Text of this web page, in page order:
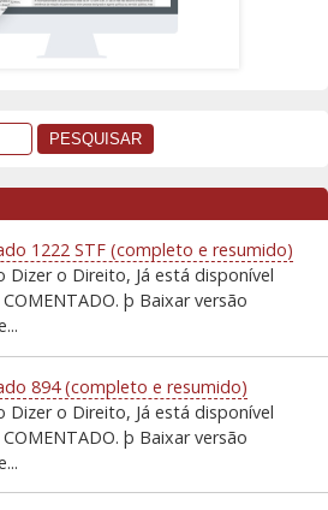
1222 STF (completo e resumido)
Dizer o Direito, Já está disponível
þ Baixar versão
894 (completo e resumido)
Dizer o Direito, Já está disponível
þ Baixar versão